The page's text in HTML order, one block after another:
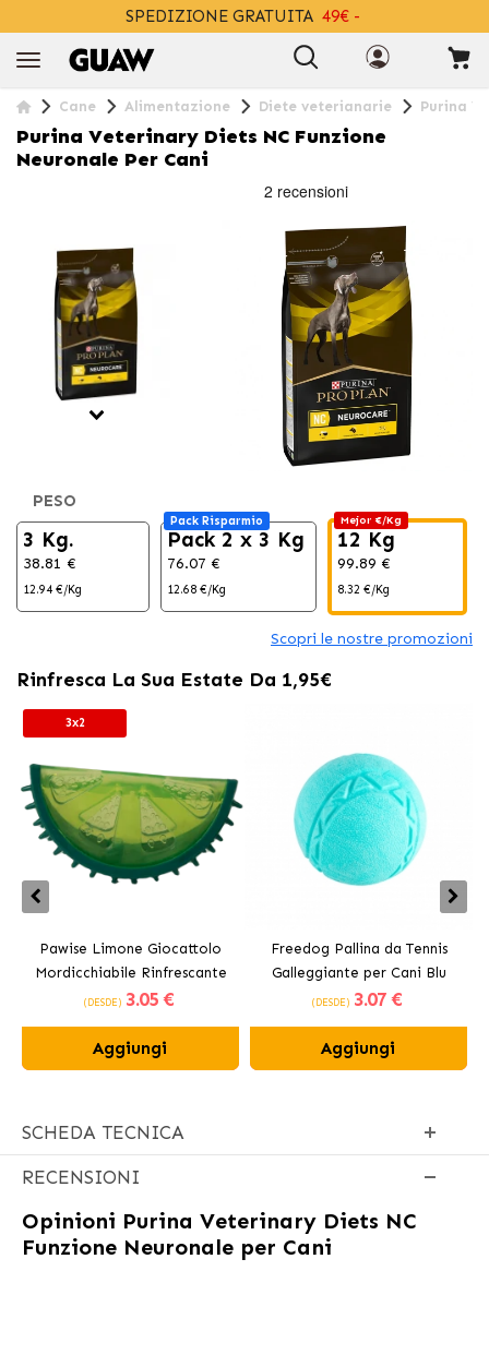
SPEDIZIONE GRATUITA 49€ -
Cane Alimentazione Diete veterianarie Purina
Purina Veterinary Diets NC Funzione
Neuronale Per Cani
PESO
3 Kg.
38.81 €
12.94 €/Kg
Pack Risparmio
Pack 2 x 3 Kg
76.07 €
12.68 €/Kg
Mejor €/Kg
12 Kg
99.89 €
8.32 €/Kg
Scopri le nostre promozioni
Rinfresca La Sua Estate Da 1,95€
3x2
Pawise Limone Giocattolo
Mordicchiabile Rinfrescante
per Cani 12 cm
(DESDE) 3.05 €
Aggiungi
Freedog Pallina da Tennis
Galleggiante per Cani Blu
(DESDE) 3.07 €
Aggiungi
SCHEDA TECNICA
RECENSIONI
Opinioni Purina Veterinary Diets NC
Funzione Neuronale per Cani